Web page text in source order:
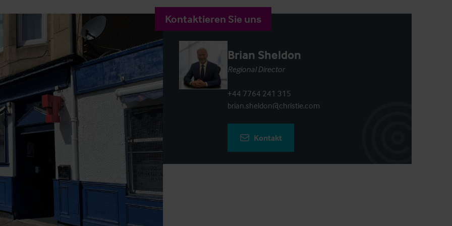
Kontaktieren Sie uns
Brian Sheldon
Regional Director
+44 7764 241 315
brian.sheldon@christie.com
Kontakt